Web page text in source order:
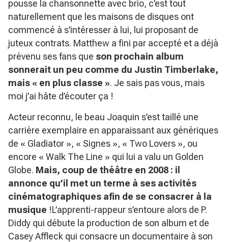
pousse la chansonnette avec brio, c’est tout
naturellement que les maisons de disques ont
commencé à s’intéresser à lui, lui proposant de
juteux contrats. Matthew a fini par accepté et a déjà
prévenu ses fans que son prochain album
sonnerait un peu comme du Justin Timberlake,
mais « en plus classe ». Je sais pas vous, mais
moi j’ai hâte d’écouter ça !
Acteur reconnu, le beau Joaquin s’est taillé une
carrière exemplaire en apparaissant aux génériques
de « Gladiator », « Signes », « Two Lovers », ou
encore « Walk The Line » qui lui a valu un Golden
Globe. Mais, coup de théâtre en 2008 : il
annonce qu’il met un terme à ses activités
cinématographiques afin de se consacrer à la
musique !L’apprenti-rappeur s’entoure alors de P.
Diddy qui débute la production de son album et de
Casey Affleck qui consacre un documentaire à son